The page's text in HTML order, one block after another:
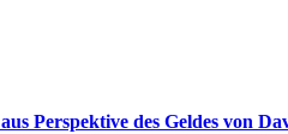
Perspektive des Geldes von